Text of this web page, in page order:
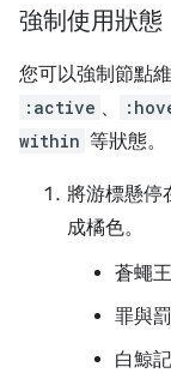
強制使用狀態
您可以強制節點
:active 、
within 等狀態。
將游標懸停
成橘色。
蒼蠅王
罪與罰
白鯨記